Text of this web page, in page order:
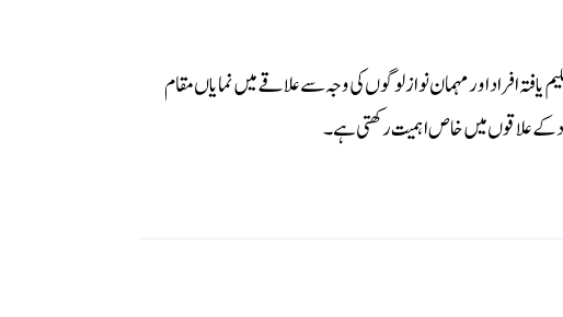
یافتہ افراد اور مہمان نواز لوگوں کی وجہ سے علاقے میں نمایاں مقام
کے علاقوں میں خاص اہمیت رکھتی ہے۔